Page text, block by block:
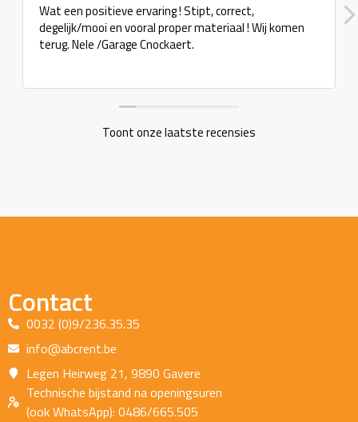
Wat een positieve ervaring ! Stipt, correct,
degelijk/mooi en vooral proper materiaal ! Wij komen
terug. Nele /Garage Cnockaert.
Toont onze laatste recensies
Contact
0032 (0)9/236.35.35
info@abcrent.be
Legen Heirweg 21, 9890 Gavere
Technische bijstand na openingsuren
(ook WhatsApp): 0486/665.505